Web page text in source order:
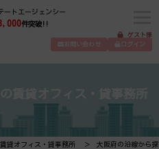
ートエージェンシー
件突破!!
ゲスト様
お問い合わせ
ログイン
貸オフィス・貸事務所 大阪府の沿線から